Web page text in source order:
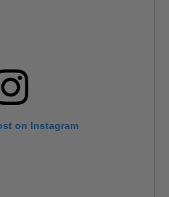
on Instagram